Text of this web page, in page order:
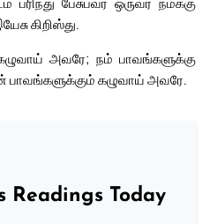
கிறிஸ்து.
அவரே; நம் பாவங்களுக்கு
கழுவாய் அவரே.
Readings Today